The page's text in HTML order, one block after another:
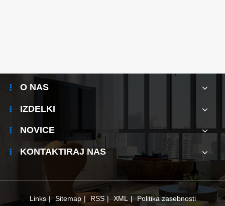
O NAS
IZDELKI
NOVICE
KONTAKTIRAJ NAS
Links | Sitemap | RSS | XML | Politika zasebnosti